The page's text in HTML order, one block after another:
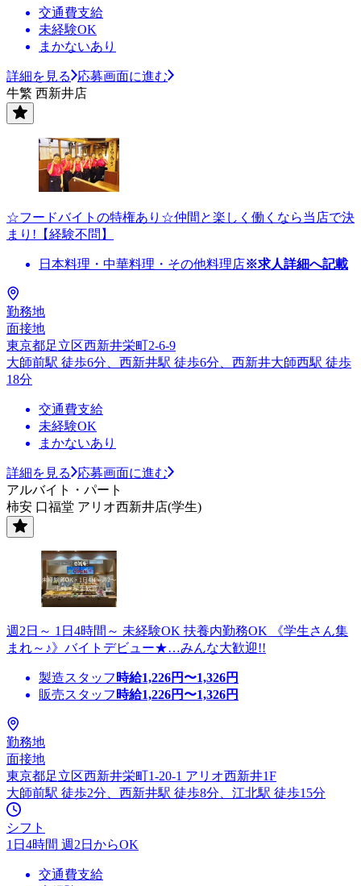
交通費支給
未経験OK
まかないあり
詳細を見る
応募画面に進む
牛繁 西新井店
☆フードバイトの特権あり☆仲間と楽しく働くなら当店で決
まり!【経験不問】
日本料理・中華料理・その他料理店※求人詳細へ記載
勤務地
面接地
東京都足立区西新井栄町2-6-9
大師前駅 徒歩6分、西新井駅 徒歩6分、西新井大師西駅 徒歩
18分
交通費支給
未経験OK
まかないあり
詳細を見る
応募画面に進む
アルバイト・パート
柿安 口福堂 アリオ西新井店(学生)
週2日～ 1日4時間～ 未経験OK 扶養内勤務OK 《学生さん集
まれ～♪》バイトデビュー★…みんな大歓迎!!
製造スタッフ 時給1,226円〜1,326円
販売スタッフ 時給1,226円〜1,326円
勤務地
面接地
東京都足立区西新井栄町1-20-1 アリオ西新井1F
大師前駅 徒歩2分、西新井駅 徒歩8分、江北駅 徒歩15分
シフト
1日4時間 週2日からOK
交通費支給